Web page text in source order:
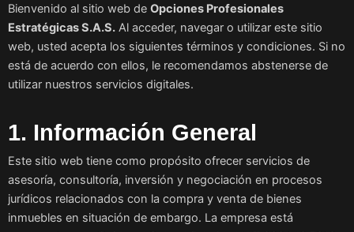
Bienvenido al sitio web de Opciones Profesionales
Estratégicas S.A.S. Al acceder, navegar o utilizar este sitio
web, usted acepta los siguientes términos y condiciones. Si no
está de acuerdo con ellos, le recomendamos abstenerse de
utilizar nuestros servicios digitales.
1. Información General
Este sitio web tiene como propósito ofrecer servicios de
asesoría, consultoría, inversión y negociación en procesos
jurídicos relacionados con la compra y venta de bienes
inmuebles en situación de embargo. La empresa está